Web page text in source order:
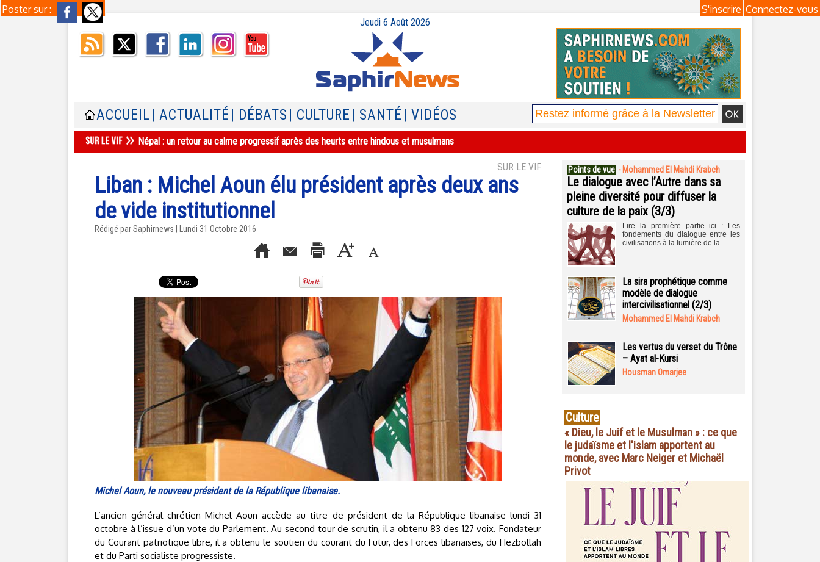
Poster sur : Connectez-vous
S'inscrire
Jeudi 6 Août 2026
ACCUEIL | ACTUALITÉ | DÉBATS | CULTURE | SANTÉ | VIDÉOS
Népal : un retour au calme progressif après des heurts entre hindous et musulmans
SUR LE VIF
Liban : Michel Aoun élu président après deux ans
de vide institutionnel
Rédigé par Saphirnews | Lundi 31 Octobre 2016
Michel Aoun, le nouveau président de la République libanaise.
L’ancien général chrétien Michel Aoun accède au titre de président de la République libanaise lundi 31
octobre à l’issue d’un vote du Parlement. Au second tour de scrutin, il a obtenu 83 des 127 voix. Fondateur
du Courant patriotique libre, il a obtenu le soutien du courant du Futur, des Forces libanaises, du Hezbollah
et du Parti socialiste progressiste.
Points de vue - Mohammed El Mahdi Krabch
Le dialogue avec l’Autre dans sa
pleine diversité pour diffuser la
culture de la paix (3/3)
Lire la première partie ici : Les
fondements du dialogue entre les
civilisations à la lumière de la...
La sira prophétique comme
modèle de dialogue
intercivilisationnel (2/3)
Mohammed El Mahdi Krabch
Les vertus du verset du Trône
– Ayat al-Kursi
Housman Omarjee
Culture
« Dieu, le Juif et le Musulman » : ce que
le judaïsme et l'islam apportent au
monde, avec Marc Neiger et Michaël
Privot